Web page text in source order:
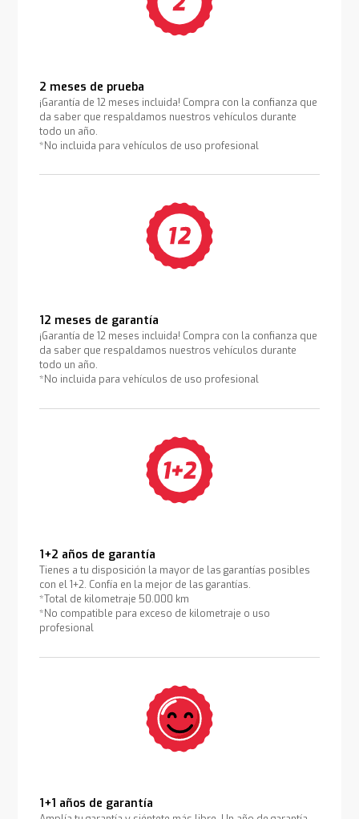
2 meses de prueba
¡Garantía de 12 meses incluida! Compra con la confianza que
da saber que respaldamos nuestros vehículos durante
todo un año.
*No incluida para vehículos de uso profesional
12 meses de garantía
¡Garantía de 12 meses incluida! Compra con la confianza que
da saber que respaldamos nuestros vehículos durante
todo un año.
*No incluida para vehículos de uso profesional
1+2 años de garantía
Tienes a tu disposición la mayor de las garantías posibles
con el 1+2. Confía en la mejor de las garantías.
*Total de kilometraje 50.000 km
*No compatible para exceso de kilometraje o uso
profesional
1+1 años de garantía